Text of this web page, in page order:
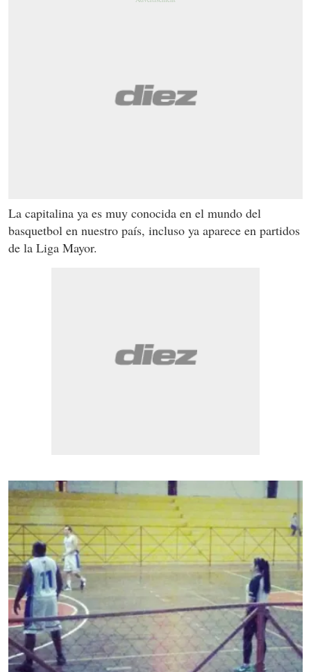
La capitalina ya es muy conocida en el mundo del
basquetbol en nuestro país, incluso ya aparece en partidos
de la Liga Mayor.